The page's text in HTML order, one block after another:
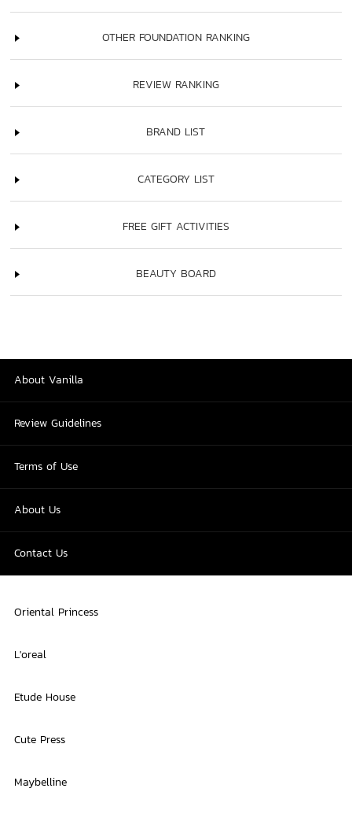
OTHER FOUNDATION RANKING
REVIEW RANKING
BRAND LIST
CATEGORY LIST
FREE GIFT ACTIVITIES
BEAUTY BOARD
About Vanilla
Review Guidelines
Terms of Use
About Us
Contact Us
Oriental Princess
L'oreal
Etude House
Cute Press
Maybelline